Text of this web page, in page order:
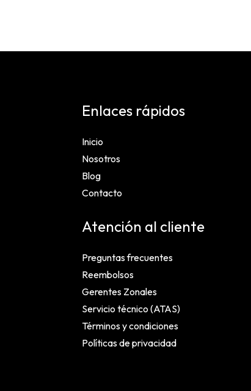
Enlaces rápidos
Inicio
Nosotros
Blog
Contacto
Atención al cliente
Preguntas frecuentes
Reembolsos
Gerentes Zonales
Servicio técnico (ATAS)
Términos y condiciones
Políticas de privacidad